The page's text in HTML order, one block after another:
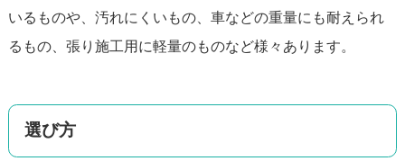
いるものや、汚れにくいもの、車などの重量にも耐えられ
るもの、張り施工用に軽量のものなど様々あります。
選び方